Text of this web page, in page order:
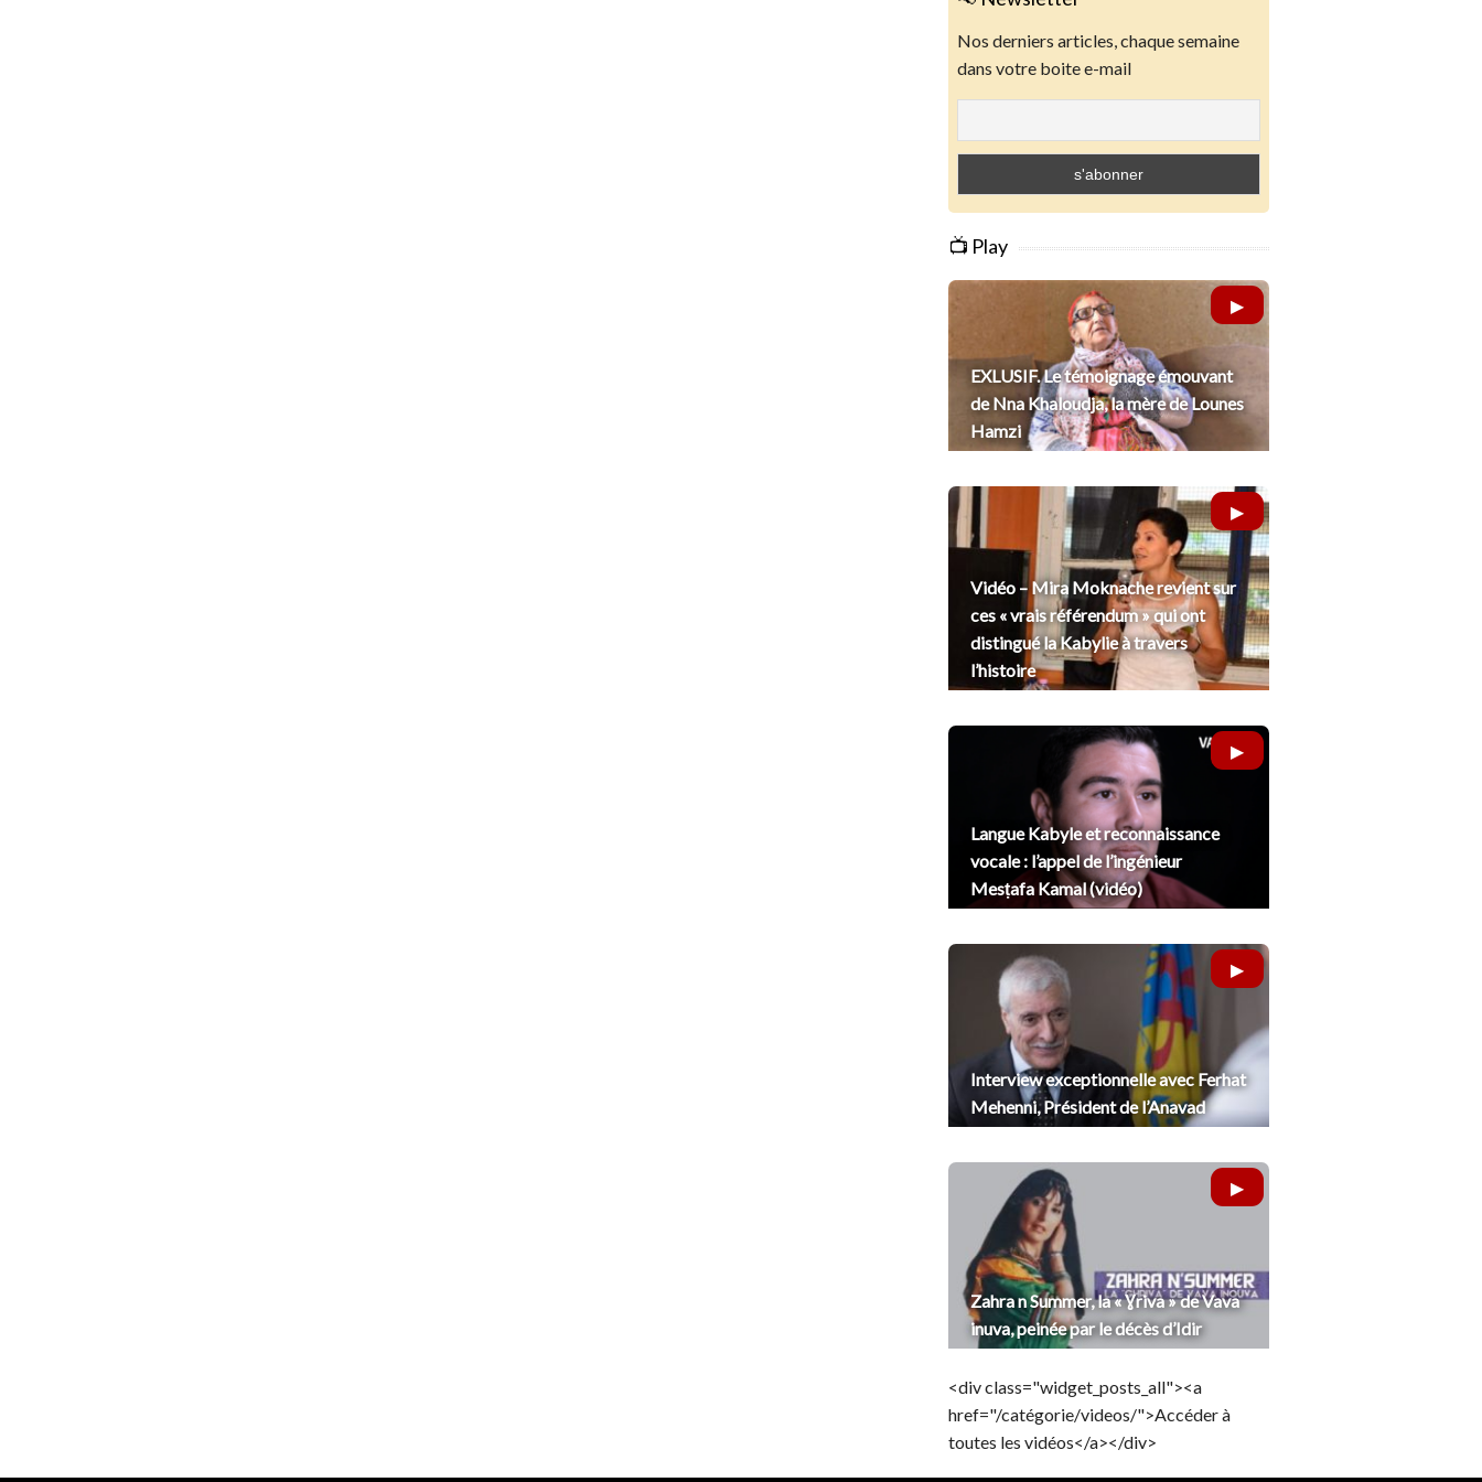
Nos derniers articles, chaque semaine
dans votre boite e-mail
📺 Play
EXLUSIF. Le témoignage émouvant
de Nna Khaloudja, la mère de Lounes
Hamzi
Vidéo – Mira Moknache revient sur
ces « vrais référendum » qui ont
distingué la Kabylie à travers
l’histoire
Langue Kabyle et reconnaissance
vocale : l’appel de l’ingénieur
Mesṭafa Kamal (vidéo)
Interview exceptionnelle avec Ferhat
Mehenni, Président de l’Anavad
Zahra n Summer, la « Ɣriva » de Vava
inuva, peinée par le décès d’Idir
<div class="widget_posts_all"><a
href="/catégorie/videos/">Accéder à
toutes les vidéos</a></div>